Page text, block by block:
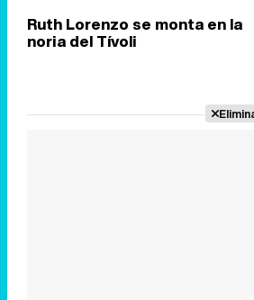
Ruth Lorenzo se monta en la
noria del Tívoli